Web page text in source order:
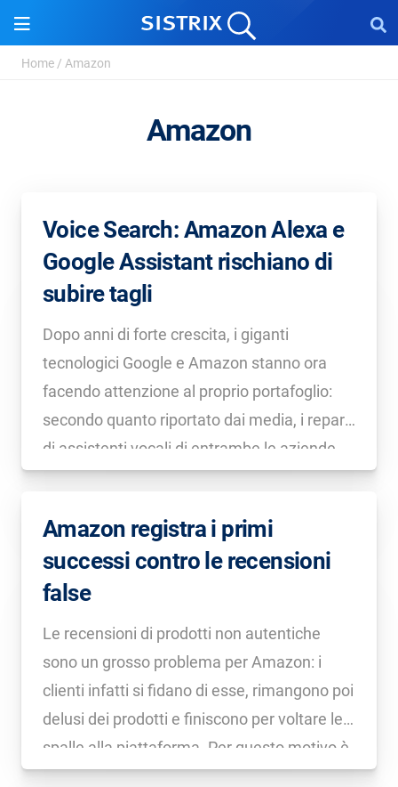
Home / Amazon
Amazon
Voice Search: Amazon Alexa e
Google Assistant rischiano di
subire tagli
Dopo anni di forte crescita, i giganti
tecnologici Google e Amazon stanno ora
facendo attenzione al proprio portafoglio:
secondo quanto riportato dai media, i reparti
di assistenti vocali di entrambe le aziende
stanno affrontando licenziamenti e tagli al
responsabile di circa 10 miliardi di perdite […]
Amazon registra i primi
successi contro le recensioni
false
Le recensioni di prodotti non autentiche
sono un grosso problema per Amazon: i
clienti infatti si fidano di esse, rimangono poi
delusi dei prodotti e finiscono per voltare le
spalle alla piattaforma. Per questo motivo è
già da tempo che Amazon sta combattendo